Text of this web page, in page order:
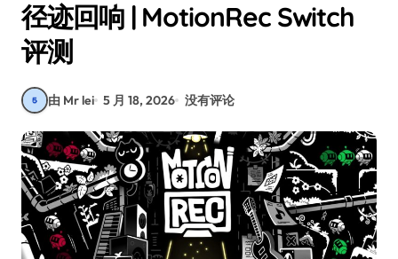
径迹回响 | MotionRec Switch
评测
由 Mr lei 5 月 18, 2026 没有评论